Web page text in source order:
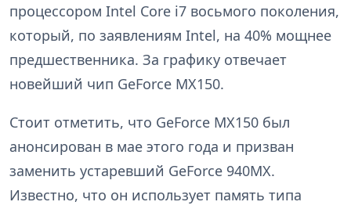
процессором Intel Core i7 восьмого поколения,
который, по заявлениям Intel, на 40% мощнее
предшественника. За графику отвечает
новейший чип GeForce MX150.
Стоит отметить, что GeForce MX150 был
анонсирован в мае этого года и призван
заменить устаревший GeForce 940MX.
Известно, что он использует память типа